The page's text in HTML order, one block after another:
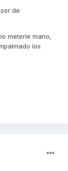
de
meterle mano,
los